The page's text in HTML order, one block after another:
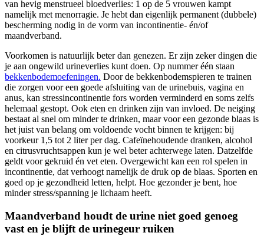
van hevig menstrueel bloedverlies: 1 op de 5 vrouwen kampt
namelijk met menorragie. Je hebt dan eigenlijk permanent (dubbele)
bescherming nodig in de vorm van incontinentie- én/of
maandverband.
Voorkomen is natuurlijk beter dan genezen. Er zijn zeker dingen die
je aan ongewild urineverlies kunt doen. Op nummer één staan
bekkenbodemoefeningen. Door de bekkenbodemspieren te trainen
die zorgen voor een goede afsluiting van de urinebuis, vagina en
anus, kan stressincontinentie fors worden verminderd en soms zelfs
helemaal gestopt. Ook eten en drinken zijn van invloed. De neiging
bestaat al snel om minder te drinken, maar voor een gezonde blaas is
het juist van belang om voldoende vocht binnen te krijgen: bij
voorkeur 1,5 tot 2 liter per dag. Cafeïnehoudende dranken, alcohol
en citrusvruchtsappen kun je wel beter achterwege laten. Datzelfde
geldt voor gekruid én vet eten. Overgewicht kan een rol spelen in
incontinentie, dat verhoogt namelijk de druk op de blaas. Sporten en
goed op je gezondheid letten, helpt. Hoe gezonder je bent, hoe
minder stress/spanning je lichaam heeft.
Maandverband houdt de urine niet goed genoeg
vast en je blijft de urinegeur ruiken